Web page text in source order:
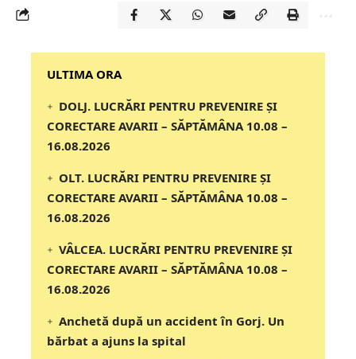
‎‎‎‎‎‎‎ULTIMA ORA
DOLJ. LUCRĂRI PENTRU PREVENIRE ȘI
CORECTARE AVARII – SĂPTĂMÂNA 10.08 –
16.08.2026
OLT. LUCRĂRI PENTRU PREVENIRE ȘI
CORECTARE AVARII – SĂPTĂMÂNA 10.08 –
16.08.2026
VÂLCEA. LUCRĂRI PENTRU PREVENIRE ȘI
CORECTARE AVARII – SĂPTĂMÂNA 10.08 –
16.08.2026
Anchetă după un accident în Gorj. Un
bărbat a ajuns la spital